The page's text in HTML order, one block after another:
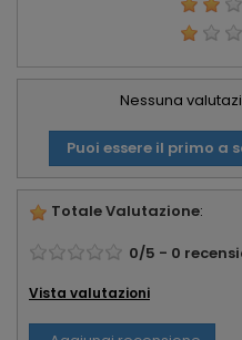
Nessuna
Puoi essere il primo a
Totale Valutazione:
0/5 - 0
Vista valutazioni